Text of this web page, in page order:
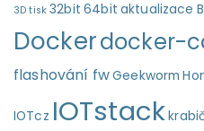
3D tisk 32bit 64bit aktualizace
Dockerdocker-
flashování fwGeekworm
IOTcz IOTstack